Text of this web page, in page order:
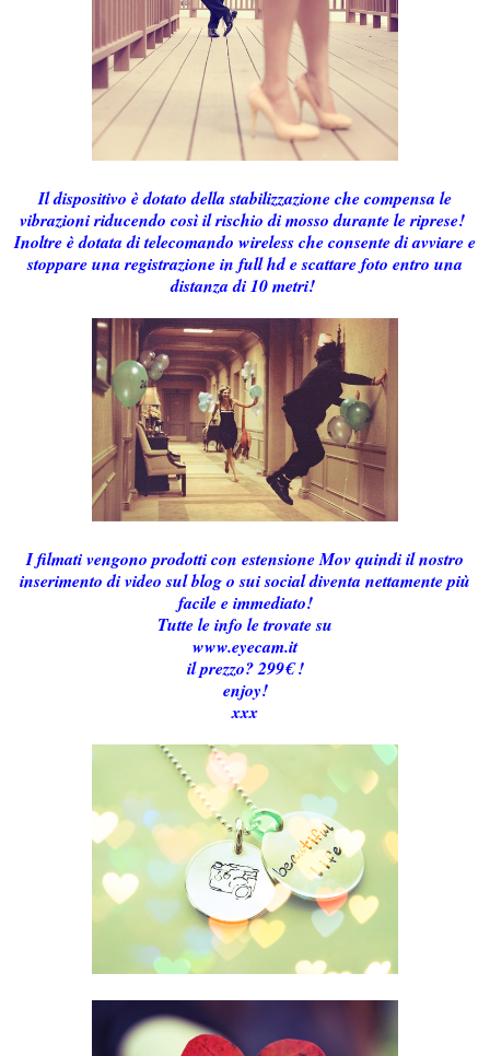
Il dispositivo è dotato della stabilizzazione che compensa le
vibrazioni riducendo così il rischio di mosso durante le riprese!
Inoltre è dotata di telecomando wireless che consente di avviare e
stoppare una registrazione in full hd e scattare foto entro una
distanza di 10 metri!
I filmati vengono prodotti con estensione Mov quindi il nostro
inserimento di video sul blog o sui social diventa nettamente più
facile e immediato!
Tutte le info le trovate su
www.eyecam.it
il prezzo? 299€ !
enjoy!
xxx